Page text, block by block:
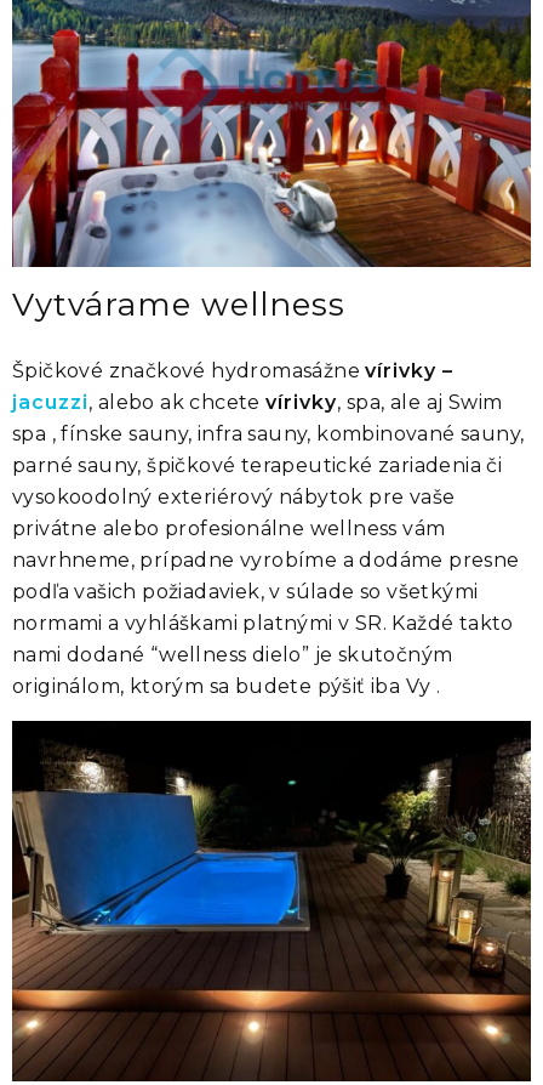
Vytvárame wellness
Špičkové značkové hydromasážnevírivky –
jacuzzi, alebo ak chcetevírivky, spa, ale aj Swim
spa , fínske sauny, infra sauny, kombinované sauny,
parné sauny, špičkové terapeutické zariadenia či
vysokoodolný exteriérový nábytok pre vaše
privátne alebo profesionálne wellness vám
navrhneme, prípadne vyrobíme a dodáme presne
podľa vašich požiadaviek, v súlade so všetkými
normami a vyhláškami platnými v SR. Každé takto
nami dodané “wellness dielo” je skutočným
originálom, ktorým sa budete pýšiť iba Vy .